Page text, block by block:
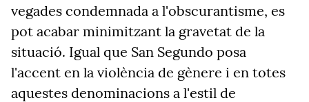
vegades condemnada a l'obscurantisme, es
pot acabar minimitzant la gravetat de la
situació. Igual que San Segundo posa
l'accent en la violència de gènere i en totes
aquestes denominacions a l'estil de